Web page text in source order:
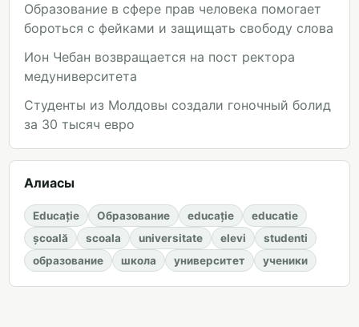
Образование в сфере прав человека помогает
бороться с фейками и защищать свободу слова
Ион Чебан возвращается на пост ректора
медуниверситета
Студенты из Молдовы создали гоночный болид
за 30 тысяч евро
Алиасы
Educație Образование educație
educatie
școală
scoala universitate elevi
studenti
образование
школа университет ученики